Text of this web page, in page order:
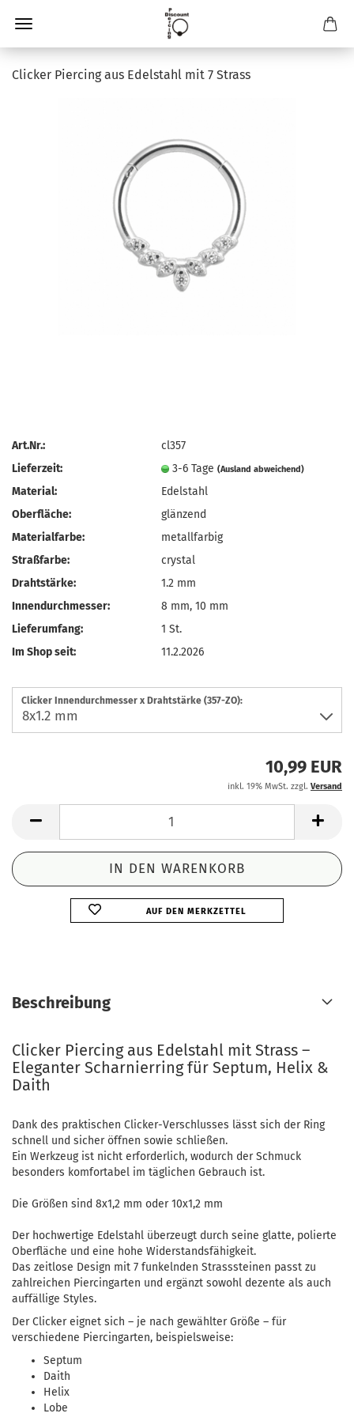
Clicker Piercing aus Edelstahl mit 7 Strass
Art.Nr.:
cl357
Lieferzeit:
3-6 Tage(Ausland abweichend)
Material:
Edelstahl
Oberfläche:
glänzend
Materialfarbe:
metallfarbig
Straßfarbe:
crystal
Drahtstärke:
1.2 mm
Innendurchmesser:
8 mm, 10 mm
Lieferumfang:
1 St.
Im Shop seit:
11.2.2026
Clicker Innendurchmesser x Drahtstärke (357-ZO):
10,99 EUR
inkl. 19% MwSt. zzgl. Versand
AUF DEN MERKZETTEL
Beschreibung
Clicker Piercing aus Edelstahl mit Strass –
Eleganter Scharnierring für Septum, Helix &
Daith
Dank des praktischen Clicker-Verschlusses lässt sich der Ring
schnell und sicher öffnen sowie schließen.
Ein Werkzeug ist nicht erforderlich, wodurch der Schmuck
besonders komfortabel im täglichen Gebrauch ist.
Die Größen sind 8x1,2 mm oder 10x1,2 mm
Der hochwertige Edelstahl überzeugt durch seine glatte, polierte
Oberfläche und eine hohe Widerstandsfähigkeit.
Das zeitlose Design mit 7 funkelnden Strasssteinen passt zu
zahlreichen Piercingarten und ergänzt sowohl dezente als auch
auffällige Styles.
Der Clicker eignet sich – je nach gewählter Größe – für
verschiedene Piercingarten, beispielsweise:
Septum
Daith
Helix
Lobe